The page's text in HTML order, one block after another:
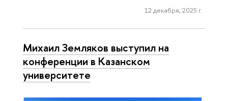
12 декабря, 2025 г.
Михаил Земляков выступил на
конференции в Казанском
университете